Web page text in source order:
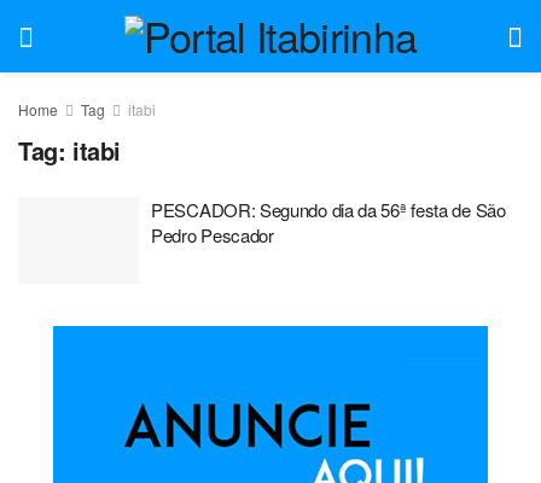
Home Tag itabi
Tag: itabi
PESCADOR: Segundo dia da 56ª festa de São
Pedro Pescador